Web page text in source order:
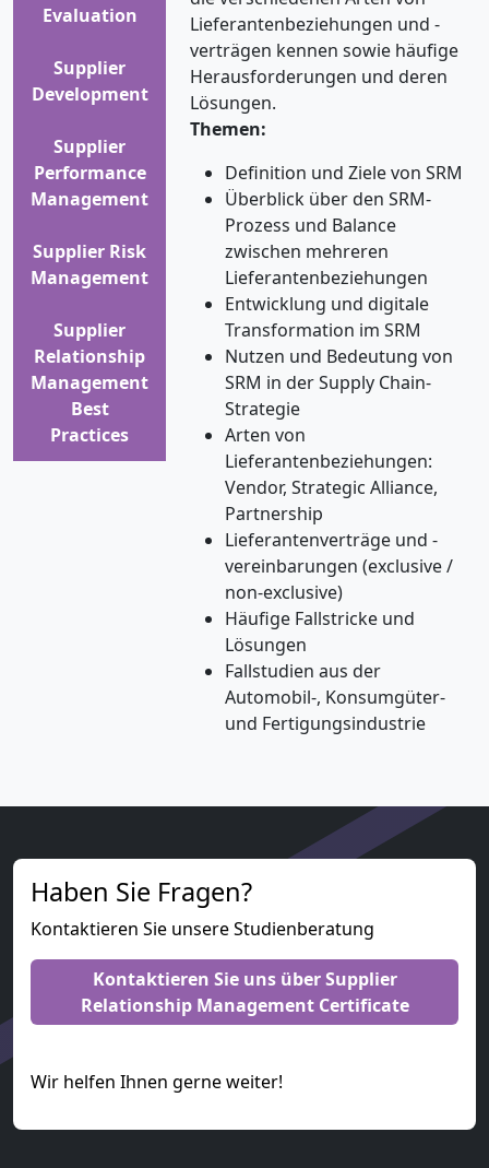
Evaluation
Supplier
Development
Supplier
Performance
Management
Supplier Risk
Management
Supplier
Relationship
Management
Best
Practices
Lieferantenbeziehungen und -
verträgen kennen sowie häufige
Herausforderungen und deren
Lösungen.
Themen:
Definition und Ziele von SRM
Überblick über den SRM-
Prozess und Balance
zwischen mehreren
Lieferantenbeziehungen
Entwicklung und digitale
Transformation im SRM
Nutzen und Bedeutung von
SRM in der Supply Chain-
Strategie
Arten von
Lieferantenbeziehungen:
Vendor, Strategic Alliance,
Partnership
Lieferantenverträge und -
vereinbarungen (exclusive /
non-exclusive)
Häufige Fallstricke und
Lösungen
Fallstudien aus der
Automobil-, Konsumgüter-
und Fertigungsindustrie
Haben Sie Fragen?
Kontaktieren Sie unsere Studienberatung
Kontaktieren Sie uns über Supplier
Relationship Management Certificate
Wir helfen Ihnen gerne weiter!